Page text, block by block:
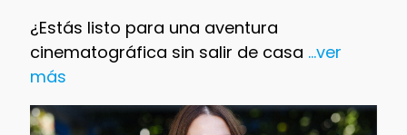
¿Estás listo para una aventura
cinematográfica sin salir de casa ...ver
más